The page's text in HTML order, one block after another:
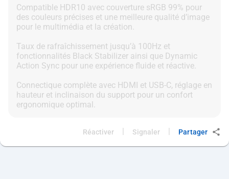
Compatible HDR10 avec couverture sRGB 99% pour
des couleurs précises et une meilleure qualité d’image
pour le multimédia et la création.
Taux de rafraîchissement jusqu’à 100Hz et
fonctionnalités Black Stabilizer ainsi que Dynamic
Action Sync pour une expérience fluide et réactive.
Connectique complète avec HDMI et USB-C, réglage en
hauteur et inclinaison du support pour un confort
Réactiver Signaler Partager